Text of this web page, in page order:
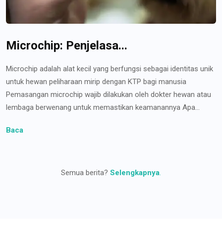
Microchip: Penjelasa...
Microchip adalah alat kecil yang berfungsi sebagai identitas unik
untuk hewan peliharaan mirip dengan KTP bagi manusia
Pemasangan microchip wajib dilakukan oleh dokter hewan atau
lembaga berwenang untuk memastikan keamanannya Apa...
Baca
Semua berita? Selengkapnya